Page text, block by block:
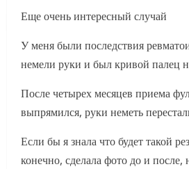
Еще очень интересный случай
У меня были последствия
немели руки и был кривой палец
После четырех месяцев приема
выпрямился, руки неметь
Если бы я знала что будет такой
конечно, сделала фото до и после,